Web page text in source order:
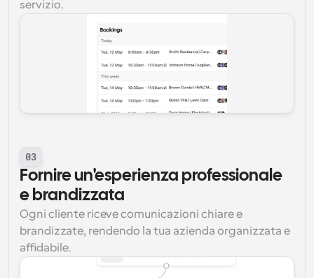
servizio.
03
Fornire un'esperienza professionale
e brandizzata
Ogni cliente riceve comunicazioni chiare e
brandizzate, rendendo la tua azienda organizzata e
affidabile.